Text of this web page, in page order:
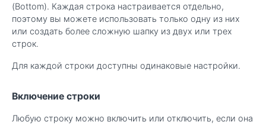
(Bottom). Каждая строка настраивается отдельно,
поэтому вы можете использовать только одну из них
или создать более сложную шапку из двух или трех
строк.
Для каждой строки доступны одинаковые настройки.
Включение строки
Любую строку можно включить или отключить, если она